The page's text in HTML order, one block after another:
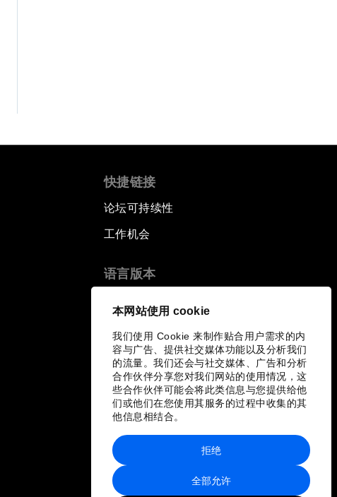
本网站使用 cookie
我们使用 Cookie 来制作贴合用户需求的内
容与广告、提供社交媒体功能以及分析我们
的流量。我们还会与社交媒体、广告和分析
合作伙伴分享您对我们网站的使用情况，这
些合作伙伴可能会将此类信息与您提供给他
们或他们在您使用其服务的过程中收集的其
他信息相结合。
全部允许
拒绝
快捷链接
论坛可持续性
工作机会
语言版本